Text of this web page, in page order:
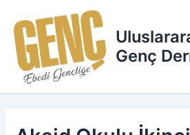
atla
Genç